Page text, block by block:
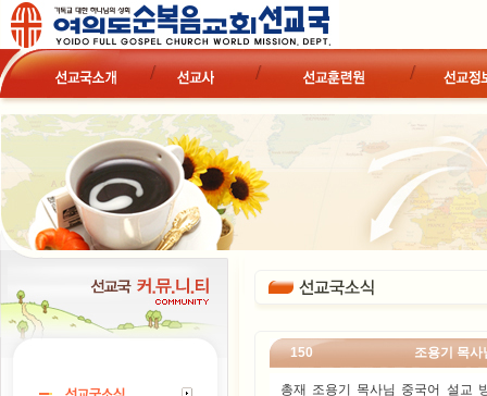
150 조용기 목사
총재 조용기 목사님 중국어 설교